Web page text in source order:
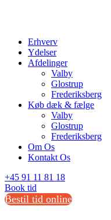
Erhverv
Ydelser
Afdelinger
Valby
Glostrup
Frederiksberg
Køb dæk & fælge
Valby
Glostrup
Frederiksberg
Om Os
Kontakt Os
+45 91 11 81 18
Book tid
Bestil tid online